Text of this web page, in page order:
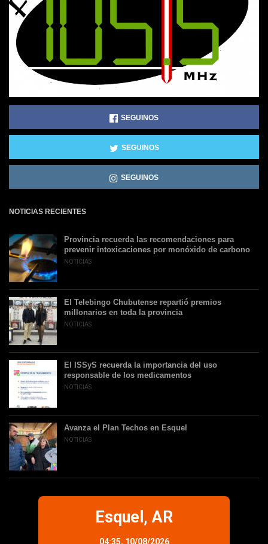
SEGUINOS
SEGUINOS
SEGUINOS
NOTICIAS RECIENTES
Provincia recuerda las recomendaciones para
prevenir intoxicaciones por monóxido de carbono
NOTICIAS
El Telebingo Chubutense repartió premios
millonarios en toda la provincia
NOTICIAS
El ISSyS recuerda la importancia del uso
responsable de los medicamentos
NOTICIAS
Avanza el Plan Techos en Esquel
NOTICIAS
Esquel, AR
04:35, 10/08/2026